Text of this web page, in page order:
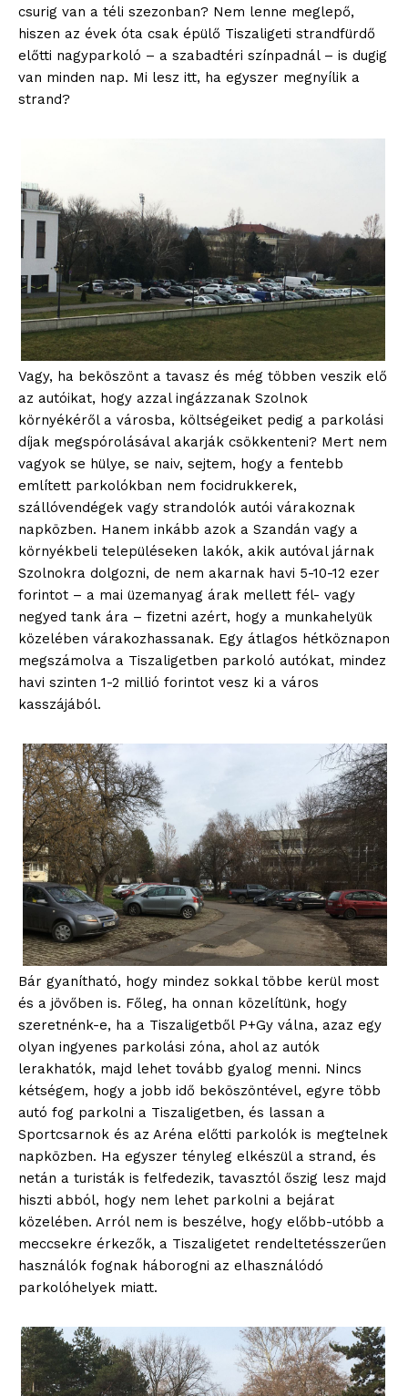
csurig van a téli szezonban? Nem lenne meglepő,
hiszen az évek óta csak épülő Tiszaligeti strandfürdő
előtti nagyparkoló – a szabadtéri színpadnál – is dugig
van minden nap. Mi lesz itt, ha egyszer megnyílik a
strand?
Vagy, ha beköszönt a tavasz és még többen veszik elő
az autóikat, hogy azzal ingázzanak Szolnok
környékéről a városba, költségeiket pedig a parkolási
díjak megspórolásával akarják csökkenteni? Mert nem
vagyok se hülye, se naiv, sejtem, hogy a fentebb
említett parkolókban nem focidrukkerek,
szállóvendégek vagy strandolók autói várakoznak
napközben. Hanem inkább azok a Szandán vagy a
környékbeli településeken lakók, akik autóval járnak
Szolnokra dolgozni, de nem akarnak havi 5-10-12 ezer
forintot – a mai üzemanyag árak mellett fél- vagy
negyed tank ára – fizetni azért, hogy a munkahelyük
közelében várakozhassanak. Egy átlagos hétköznapon
megszámolva a Tiszaligetben parkoló autókat, mindez
havi szinten 1-2 millió forintot vesz ki a város
kasszájából.
Bár gyanítható, hogy mindez sokkal többe kerül most
és a jövőben is. Főleg, ha onnan közelítünk, hogy
szeretnénk-e, ha a Tiszaligetből P+Gy válna, azaz egy
olyan ingyenes parkolási zóna, ahol az autók
lerakhatók, majd lehet tovább gyalog menni. Nincs
kétségem, hogy a jobb idő beköszöntével, egyre több
autó fog parkolni a Tiszaligetben, és lassan a
Sportcsarnok és az Aréna előtti parkolók is megtelnek
napközben. Ha egyszer tényleg elkészül a strand, és
netán a turisták is felfedezik, tavasztól őszig lesz majd
hiszti abból, hogy nem lehet parkolni a bejárat
közelében. Arról nem is beszélve, hogy előbb-utóbb a
meccsekre érkezők, a Tiszaligetet rendeltetésszerűen
használók fognak háborogni az elhasználódó
parkolóhelyek miatt.